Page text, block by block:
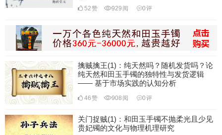
52赞 929 阅 0评
擒贼擒王(1)：纯天然吗？随机发货吗？论
纯天然和田玉手镯的独特性与发货逻辑
—— 基于市场实践的认知分析
46赞 908 阅 0评
关门捉贼(1)：和田玉手镯不抛柔光且少见
贵妃镯的文化与物理机理研究